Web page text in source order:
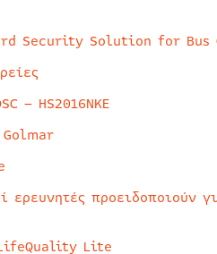
Security Solution for Bus
– HS2016NKE
προειδοποιούν
LifeQuality Lite